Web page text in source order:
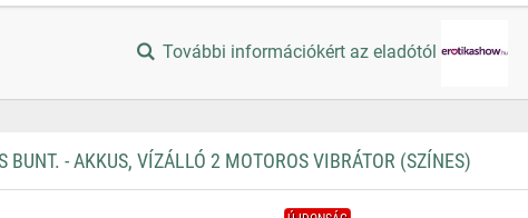
További információkért az eladótól
BUNT. - AKKUS, VÍZÁLLÓ 2 MOTOROS VIBRÁTOR (SZÍNES)